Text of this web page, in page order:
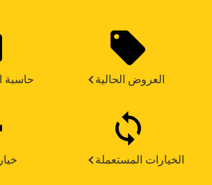
حاسبة العروض الحالية
الخيارات المستعملة